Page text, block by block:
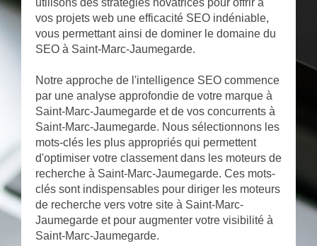
utilisons des stratégies novatrices pour offrir à
vos projets web une efficacité SEO indéniable,
vous permettant ainsi de dominer le domaine du
SEO à Saint-Marc-Jaumegarde.
Notre approche de l'intelligence SEO commence
par une analyse approfondie de votre marque à
Saint-Marc-Jaumegarde et de vos concurrents à
Saint-Marc-Jaumegarde. Nous sélectionnons les
mots-clés les plus appropriés qui permettent
d'optimiser votre classement dans les moteurs de
recherche à Saint-Marc-Jaumegarde. Ces mots-
clés sont indispensables pour diriger les moteurs
de recherche vers votre site à Saint-Marc-
Jaumegarde et pour augmenter votre visibilité à
Saint-Marc-Jaumegarde.